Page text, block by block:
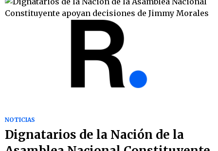
NOTICIAS
Dignatarios de la Nación de la